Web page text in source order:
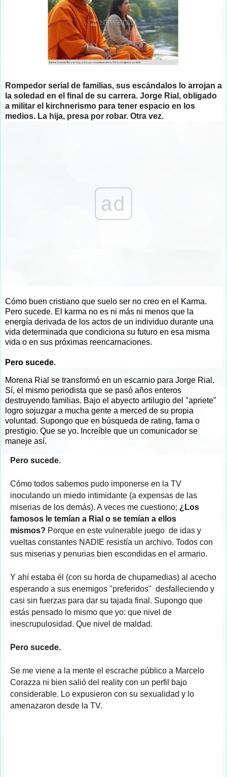
Rompedor serial de familias, sus escándalos lo arrojan a
la soledad en el final de su carrera. Jorge Rial, obligado
a militar el kirchnerismo para tener espacio en los
medios. La hija, presa por robar. Otra vez.
ad
Cómo buen cristiano que suelo ser no creo en el Karma.
Pero sucede. El karma no es ni más ni menos que la
energía derivada de los actos de un individuo durante una
vida determinada que condiciona su futuro en esa misma
vida o en sus próximas reencarnaciones.
Pero sucede.
Morena Rial se transformó en un escarnio para Jorge Rial.
Sí, el mismo periodista que se pasó años enteros
destruyendo familias. Bajo el abyecto artilugio del "apriete"
logro sojuzgar a mucha gente a merced de su propia
voluntad. Supongo que en búsqueda de rating, fama o
prestigio. Que se yo. Increíble que un comunicador se
maneje así.
Pero sucede.
Cómo todos sabemos pudo imponerse en la TV
inoculando un miedo intimidante (a expensas de las
miserias de los demás). A veces me cuestiono; ¿Los
famosos le temían a Rial o se temían a ellos
mismos? Porque en este vulnerable juego de idas y
vueltas constantes NADIE resistía un archivo. Todos con
sus miserias y penurias bien escondidas en el armario.
Y ahí estaba él (con su horda de chupamedias) al acecho
esperando a sus enemigos "preferidos" desfalleciendo y
casi sin fuerzas para dar su tajada final. Supongo que
estás pensado lo mismo que yo: que nivel de
inescrupulosidad. Que nivel de maldad.
Pero sucede.
Se me viene a la mente el escrache público a Marcelo
Corazza ni bien salió del reality con un perfil bajo
considerable. Lo expusieron con su sexualidad y lo
amenazaron desde la TV.